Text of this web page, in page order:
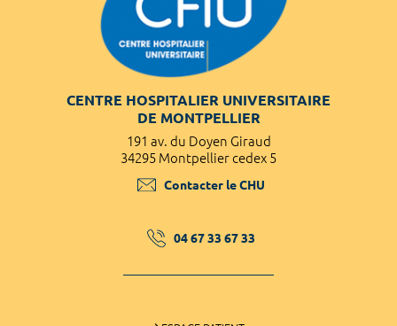
CENTRE HOSPITALIER UNIVERSITAIRE
DE MONTPELLIER
191 av. du Doyen Giraud
34295 Montpellier cedex 5
Contacter le CHU
04 67 33 67 33